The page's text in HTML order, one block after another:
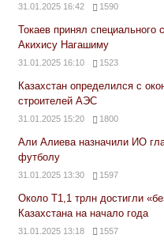
31.01.2025 16:42 1590
Токаев принял специального
Акихису Нагашиму
31.01.2025 16:10 1523
Казахстан определился с
строителей АЭС
31.01.2025 15:20 1800
Али Алиева назначили ИО
футболу
31.01.2025 13:30 1597
Около Т1,1 трлн достигли
Казахстана на начало года
31.01.2025 13:18 1557